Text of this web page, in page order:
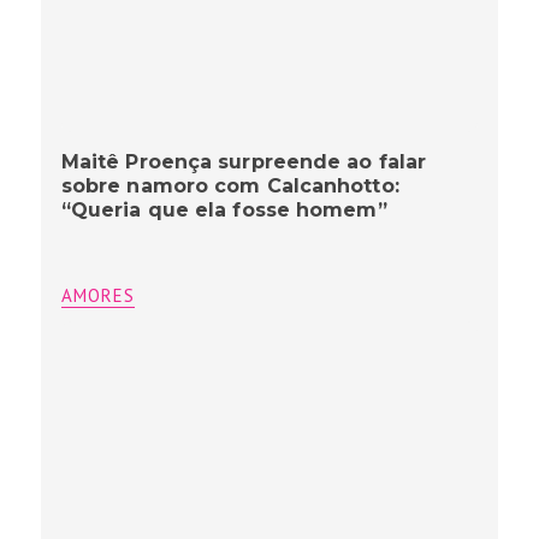
Maitê Proença surpreende ao falar
sobre namoro com Calcanhotto:
“Queria que ela fosse homem”
AMORES